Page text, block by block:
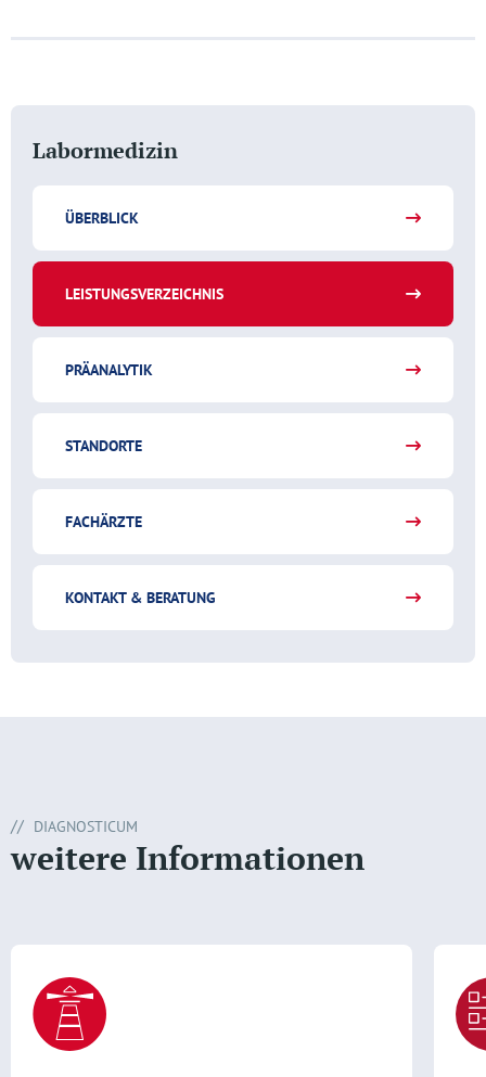
Labormedizin
ÜBERBLICK
LEISTUNGSVERZEICHNIS
PRÄANALYTIK
STANDORTE
FACHÄRZTE
KONTAKT & BERATUNG
DIAGNOSTICUM
weitere Informationen